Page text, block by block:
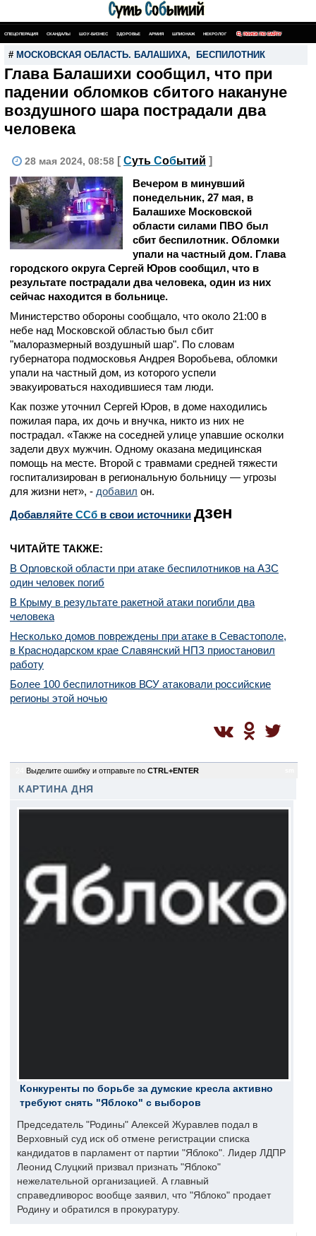
СПЕЦОПЕРАЦИЯ СКАНДАЛЫ ШОУ-БИЗНЕС ЗДОРОВЬЕ АРМИЯ ШПИОНАЖ НЕКРОЛОГ ПОИСК ПО САЙТУ
# МОСКОВСКАЯ ОБЛАСТЬ. БАЛАШИХА, БЕСПИЛОТНИК
Глава Балашихи сообщил, что при
падении обломков сбитого накануне
воздушного шара пострадали два
человека
28 мая 2024, 08:58 [ Суть Событий ]
Вечером в минувший
понедельник, 27 мая, в
Балашихе Московской
области силами ПВО был
сбит беспилотник. Обломки
упали на частный дом. Глава
городского округа Сергей Юров сообщил, что в
результате пострадали два человека, один из них
сейчас находится в больнице.
Министерство обороны сообщало, что около 21:00 в
небе над Московской областью был сбит
"малоразмерный воздушный шар". По словам
губернатора подмосковья Андрея Воробьева, обломки
упали на частный дом, из которого успели
эвакуироваться находившиеся там люди.
Как позже уточнил Сергей Юров, в доме находились
пожилая пара, их дочь и внучка, никто из них не
пострадал. «Также на соседней улице упавшие осколки
задели двух мужчин. Одному оказана медицинская
помощь на месте. Второй с травмами средней тяжести
госпитализирован в региональную больницу — угрозы
для жизни нет», - добавил он.
Добавляйте CСб в свои источники дзен
ЧИТАЙТЕ ТАКЖЕ:
В Орловской области при атаке беспилотников на АЗС
один человек погиб
В Крыму в результате ракетной атаки погибли два
человека
Несколько домов повреждены при атаке в Севастополе,
в Краснодарском крае Славянский НПЗ приостановил
работу
Более 100 беспилотников ВСУ атаковали российские
регионы этой ночью
Выделите ошибку и отправьте по CTRL+ENTER
КАРТИНА ДНЯ
Конкуренты по борьбе за думские кресла активно
требуют снять "Яблоко" с выборов
Председатель "Родины" Алексей Журавлев подал в
Верховный суд иск об отмене регистрации списка
кандидатов в парламент от партии "Яблоко". Лидер ЛДПР
Леонид Слуцкий призвал признать "Яблоко"
нежелательной организацией. А главный
справедливорос вообще заявил, что "Яблоко" продает
Родину и обратился в прокуратуру.